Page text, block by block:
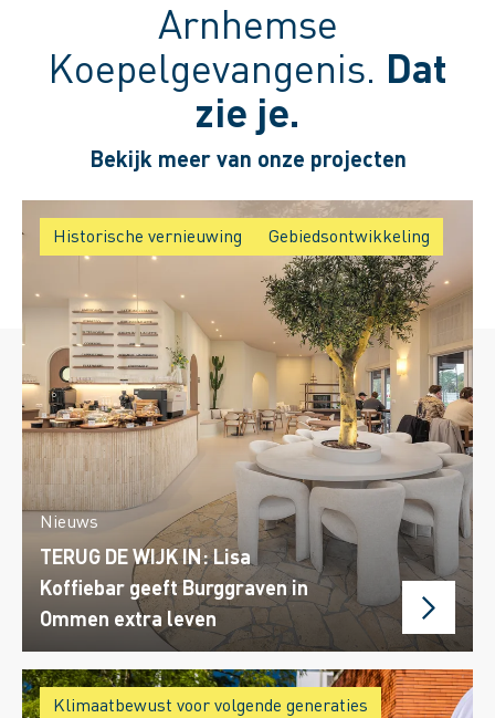
Arnhemse
Koepelgevangenis. Dat
zie je.
Bekijk meer van onze projecten
Nieuws
TERUG DE WIJK IN: Lisa
Koffiebar geeft Burggraven in
Ommen extra leven
Historische vernieuwing Gebiedsontwikkeling
Klimaatbewust voor volgende generaties